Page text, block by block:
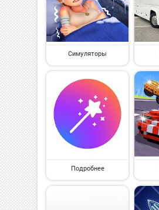
Симуляторы
Подробнее